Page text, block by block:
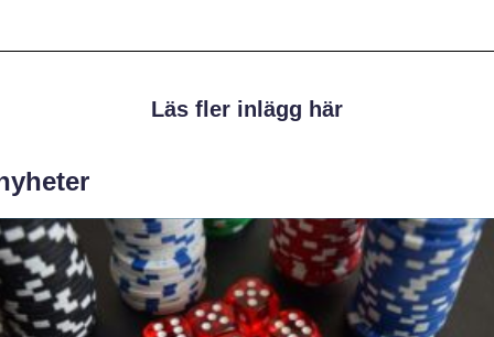
Läs fler inlägg här